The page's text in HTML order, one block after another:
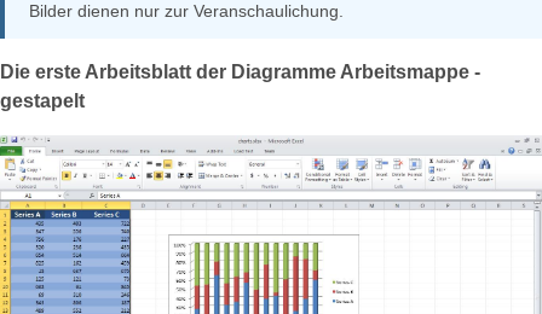
Bilder dienen nur zur Veranschaulichung.
Die erste Arbeitsblatt der Diagramme Arbeitsmappe -
gestapelt